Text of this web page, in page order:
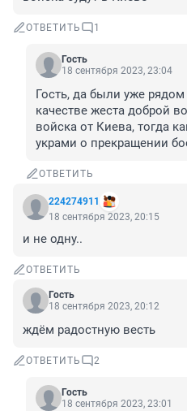
ОТВЕТИТЬ 1
Гость
18 сентября 2023, 23:04
Гость, да были уже
качестве жеста доброй
войска от Киева, тогда
украми о прекращении
ОТВЕТИТЬ
224274911
18 сентября 2023, 20:15
и не одну..
ОТВЕТИТЬ
Гость
18 сентября 2023, 20:12
ждём радостную весть
ОТВЕТИТЬ 2
Гость
18 сентября 2023, 23:01